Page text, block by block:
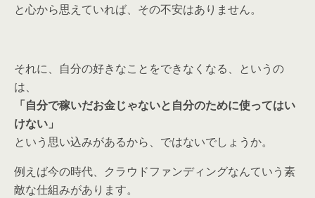
と心から思えていれば、その不安はありません。
それに、自分の好きなことをできなくなる、というの
は、
「自分で稼いだお金じゃないと自分のために使ってはい
けない」
という思い込みがあるから、ではないでしょうか。
例えば今の時代、クラウドファンディングなんていう素
敵な仕組みがあります。